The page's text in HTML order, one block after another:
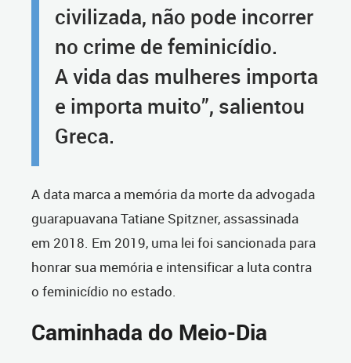
civilizada, não pode incorrer
no crime de feminicídio.
A vida das mulheres importa
e importa muito”, salientou
Greca.
A data marca a memória da morte da advogada
guarapuavana Tatiane Spitzner, assassinada
em 2018. Em 2019, uma lei foi sancionada para
honrar sua memória e intensificar a luta contra
o feminicídio no estado.
Caminhada do Meio-Dia